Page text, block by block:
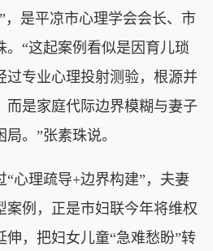
是平凉市心理学会会长、市
。“这起案例看似是因育儿琐
过专业心理投射测验，根源并
而是家庭代际边界模糊与妻子
。”张素珠说。
理疏导+边界构建”，夫妻
案例，正是市妇联今年将维权
伸，把妇女儿童“急难愁盼”转